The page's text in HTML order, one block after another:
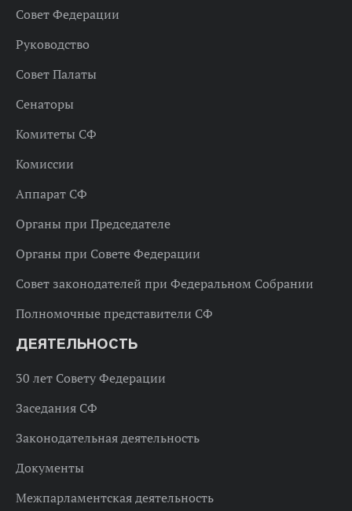
Совет Федерации
Руководство
Совет Палаты
Сенаторы
Комитеты СФ
Комиссии
Аппарат СФ
Органы при Председателе
Органы при Совете Федерации
Совет законодателей при Федеральном Собрании
Полномочные представители СФ
ДЕЯТЕЛЬНОСТЬ
30 лет Совету Федерации
Заседания СФ
Законодательная деятельность
Документы
Межпарламентская деятельность